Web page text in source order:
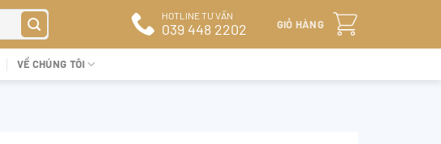
HOTLINE TƯ VẤN
039 448 2202 GIỎ HÀNG
VỀ CHÚNG TÔI